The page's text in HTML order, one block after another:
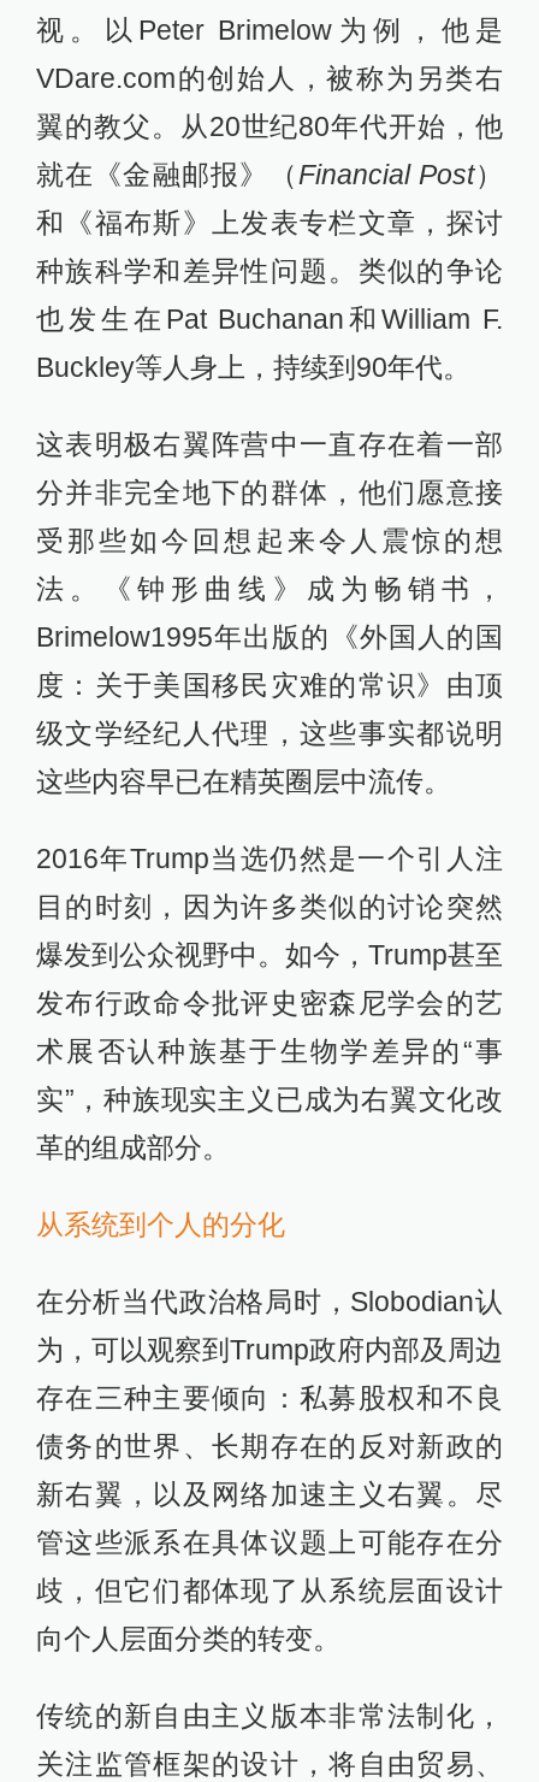
视。以Peter Brimelow为例，他是
VDare.com的创始人，被称为另类右
翼的教父。从20世纪80年代开始，他
就在《金融邮报》（Financial Post）
和《福布斯》上发表专栏文章，探讨
种族科学和差异性问题。类似的争论
也发生在Pat Buchanan和William F.
Buckley等人身上，持续到90年代。
这表明极右翼阵营中一直存在着一部
分并非完全地下的群体，他们愿意接
受那些如今回想起来令人震惊的想
法。《钟形曲线》成为畅销书，
Brimelow1995年出版的《外国人的国
度：关于美国移民灾难的常识》由顶
级文学经纪人代理，这些事实都说明
这些内容早已在精英圈层中流传。
2016年Trump当选仍然是一个引人注
目的时刻，因为许多类似的讨论突然
爆发到公众视野中。如今，Trump甚至
发布行政命令批评史密森尼学会的艺
术展否认种族基于生物学差异的“事
实”，种族现实主义已成为右翼文化改
革的组成部分。
从系统到个人的分化
在分析当代政治格局时，Slobodian认
为，可以观察到Trump政府内部及周边
存在三种主要倾向：私募股权和不良
债务的世界、长期存在的反对新政的
新右翼，以及网络加速主义右翼。尽
管这些派系在具体议题上可能存在分
歧，但它们都体现了从系统层面设计
向个人层面分类的转变。
传统的新自由主义版本非常法制化，
关注监管框架的设计，将自由贸易、